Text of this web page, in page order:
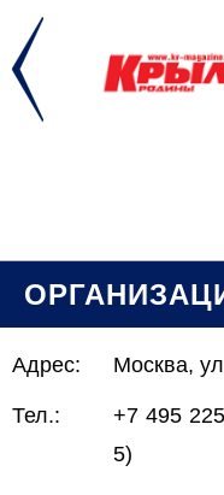
Адрес: Москва,
Тел.:
+7 495
5)